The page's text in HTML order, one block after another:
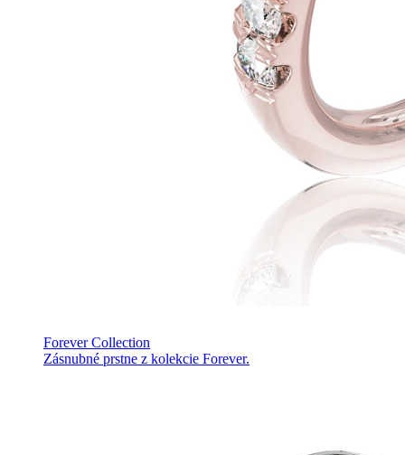
Forever Collection
Zásnubné prstne z kolekcie Forever.